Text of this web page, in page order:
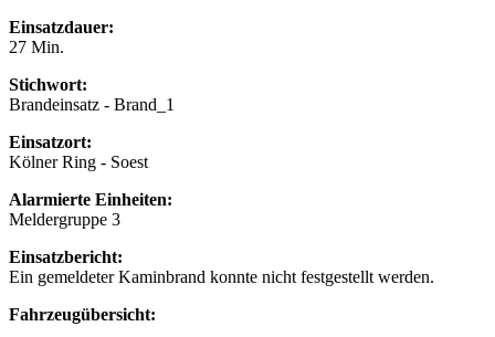
Einsatzdauer:
27 Min.
Stichwort:
Brandeinsatz - Brand_1
Einsatzort:
Kölner Ring - Soest
Alarmierte Einheiten:
Meldergruppe 3
Einsatzbericht:
Ein gemeldeter Kaminbrand konnte nicht festgestellt werden.
Fahrzeugübersicht: